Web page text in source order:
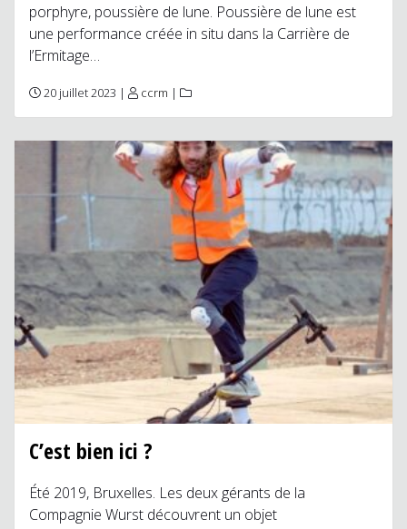
porphyre, poussière de lune. Poussière de lune est
une performance créée in situ dans la Carrière de
l’Ermitage…
20 juillet 2023 | ccrm |
C’est bien ici ?
Été 2019, Bruxelles. Les deux gérants de la
Compagnie Wurst découvrent un objet